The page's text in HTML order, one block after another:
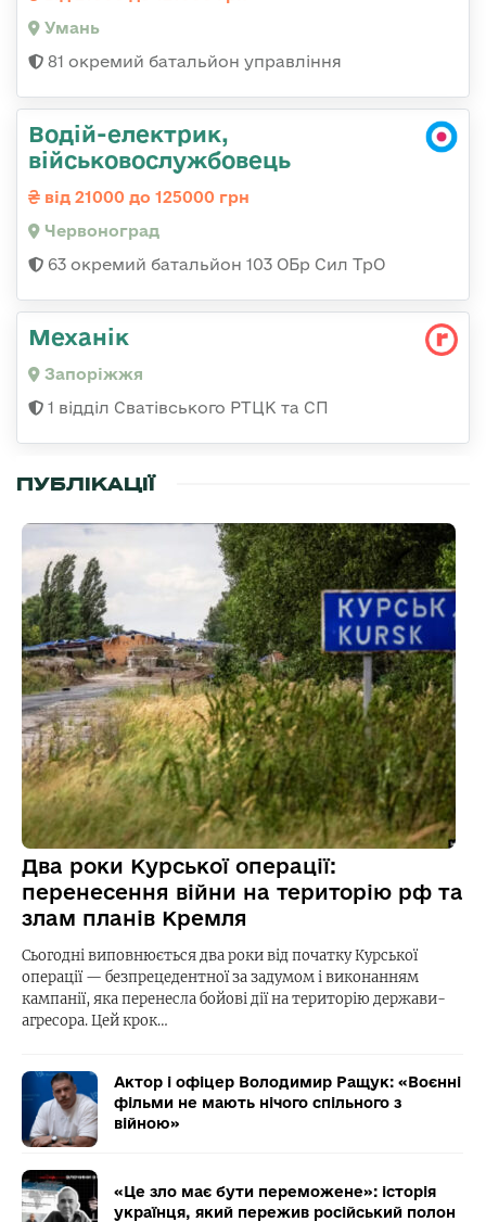
Умань
81 окремий батальйон управління
Водій-електрик,
військовослужбовець
від 21000 до 125000 грн
Червоноград
63 окремий батальйон 103 ОБр Сил ТрО
Механік
Запоріжжя
1 відділ Сватівського РТЦК та СП
ПУБЛІКАЦІЇ
Два роки Курської операції:
перенесення війни на територію рф та
злам планів Кремля
Сьогодні виповнюється два роки від початку Курської
операції — безпрецедентної за задумом і виконанням
кампанії, яка перенесла бойові дії на територію держави-
агресора. Цей крок…
Актор і офіцер Володимир Ращук: «Воєнні
фільми не мають нічого спільного з
війною»
«Це зло має бути переможене»: історія
українця, який пережив російський полон